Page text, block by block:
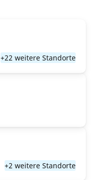
+22 weitere Standorte
+2 weitere Standorte